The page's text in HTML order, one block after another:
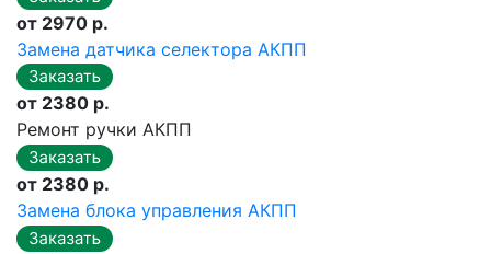
от 2970 р.
Замена датчика селектора АКПП
от 2380 р.
Ремонт ручки АКПП
от 2380 р.
Замена блока управления АКПП